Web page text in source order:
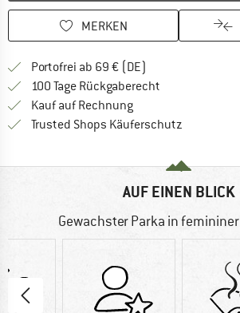
MERKEN
Portofrei ab 69 € (DE)
100 Tage Rückgaberecht
Kauf auf RechnungFinde die
Trusted Shops Käuferschutz
AUF EINEN BLICK
Gewachster Parka in